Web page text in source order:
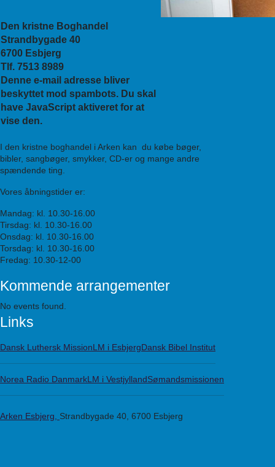
Den kristne Boghandel
Strandbygade 40
6700 Esbjerg
Tlf. 7513 8989
Denne e-mail adresse bliver
beskyttet mod spambots. Du skal
have JavaScript aktiveret for at
vise den.
I den kristne boghandel i Arken kan du købe bøger,
bibler, sangbøger, smykker, CD-er og mange andre
spændende ting.
Vores åbningstider er:
Mandag: kl. 10.30-16.00
Tirsdag: kl. 10.30-16.00
Onsdag: kl. 10.30-16.00
Torsdag: kl. 10.30-16.00
Fredag: 10.30-12-00
Kommende arrangementer
No events found.
Links
Dansk Luthersk MissionLM i EsbjergDansk Bibel Institut
Norea Radio DanmarkLM i VestjyllandSømandsmissionen
Arken Esbjerg, Strandbygade 40, 6700 Esbjerg